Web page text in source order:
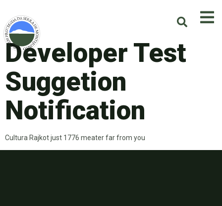
Developer Test
Suggetion
Notification
Cultura Rajkot just 1776 meater far from you